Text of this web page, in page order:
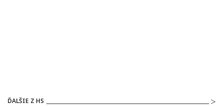
ĎALŠIE Z HS